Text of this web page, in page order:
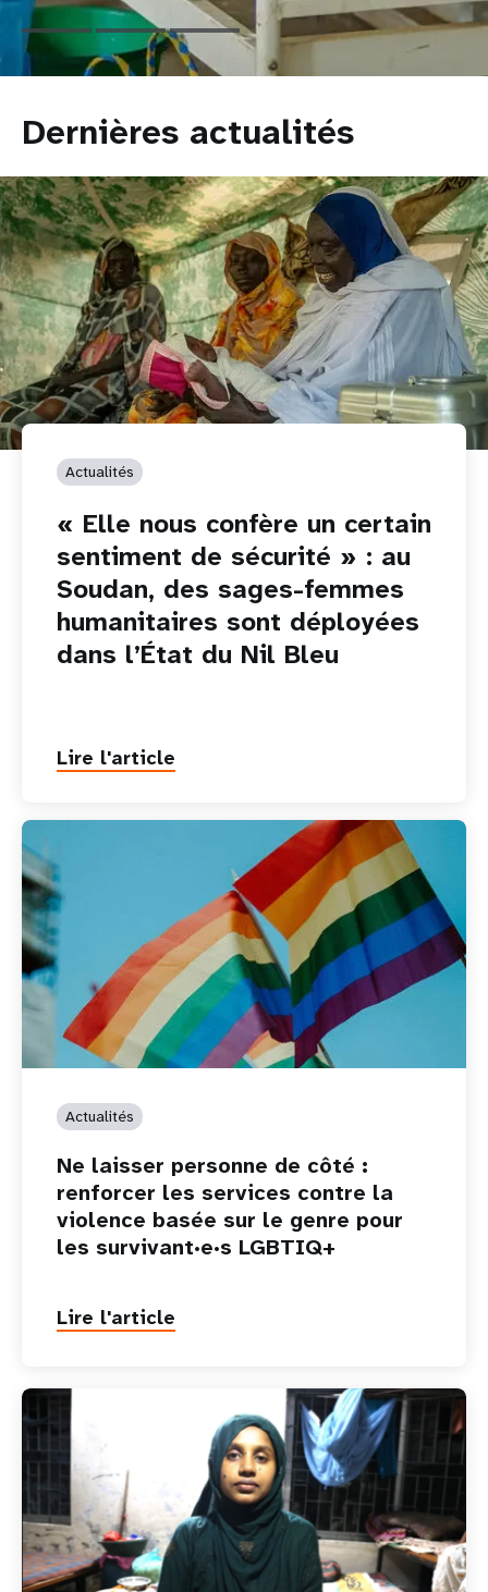
démocratique
du
Congo
Dernières actualités
Actualités
« Elle nous confère un certain
sentiment de sécurité » : au
Soudan, des sages-femmes
humanitaires sont déployées
dans l’État du Nil Bleu
Lire l'article
Actualités
Ne laisser personne de côté :
renforcer les services contre la
violence basée sur le genre pour
les survivant·e·s LGBTIQ+
Lire l'article